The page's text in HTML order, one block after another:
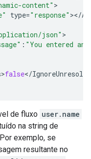
content" >
type="response" ></
json" >
: "You entered an
>false</
de fluxo user.name
na string de
exemplo, se
resultante no